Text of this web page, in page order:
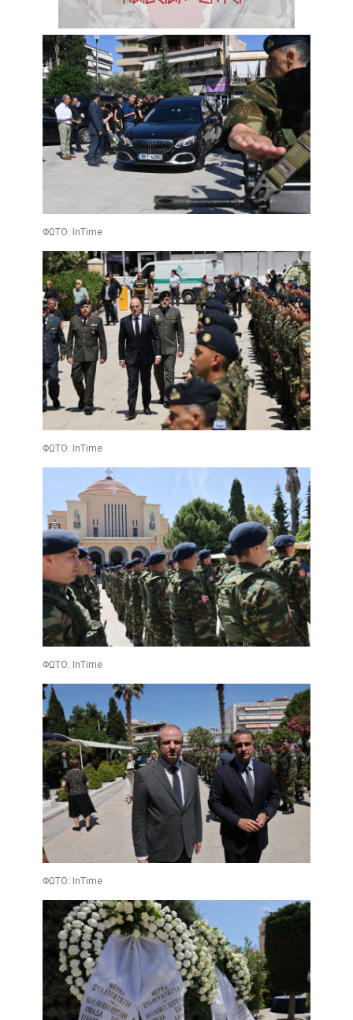
ΦΩΤΟ: InTime
ΦΩΤΟ: InTime
ΦΩΤΟ: InTime
ΦΩΤΟ: InTime